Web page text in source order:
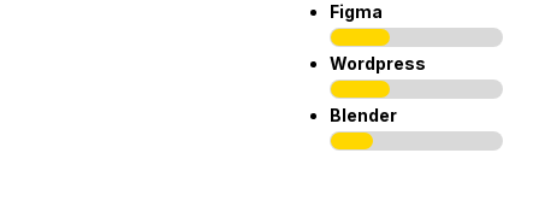
Figma
Wordpress
Blender